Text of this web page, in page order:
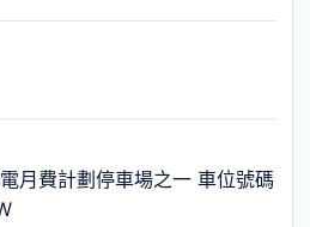
月費計劃停車場之一 車位號碼